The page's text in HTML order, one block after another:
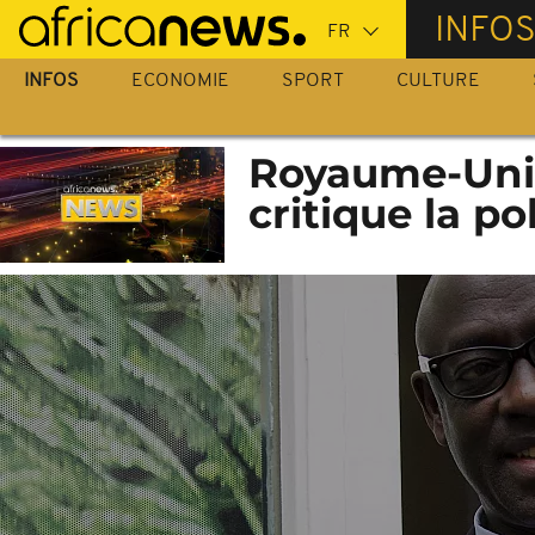
Passer
au
contenu
INFOS
INFOS ECONOMIE SPORT CULTURE
Royaume-
critique la